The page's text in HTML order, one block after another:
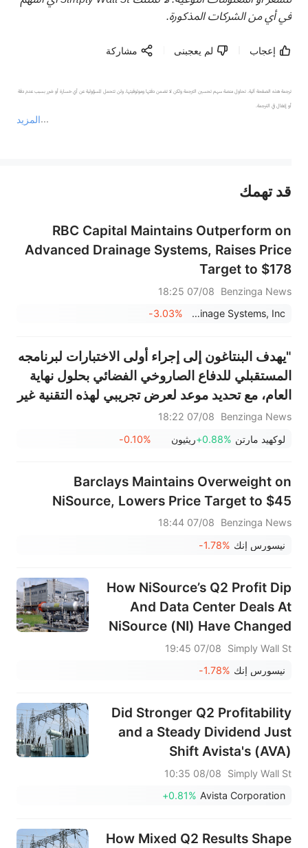
في أي من الشركات المذكورة.
إعجاب لم يعجبنى مشاركة
المزيد
ترجمة هذه الصفحة آلية. تحاول منصة سهم تحسين الترجمة ولكن لا تضمن دقتها وموثوقيتها، ولن تتحمل المسؤولية عن أي خسارة أو ضرر بسبب عدم دقة
أو إغفال في الترجمة.
عند الضرورة، يرجى استشارة مستشار استثمار محترف. لا تقدم منصة سهم أي مشورة استثمارية، ولا تقدم أي التزامات أو ضمانات.
قد تهمك
RBC Capital Maintains Outperform on
Advanced Drainage Systems, Raises Price
Target to $178
Benzinga News
07/08 18:25
Advanced Drainage Systems, Inc.
-3.03%
"يهدف البنتاغون إلى إجراء أولى الاختبارات لبرنامجه
المستقبلي للدفاع الصاروخي الفضائي بحلول نهاية
العام، مع تحديد موعد لعرض تجريبي لهذه التقنية غير
المجربة في عام 2027" - بلومبيرغ نيوز
Benzinga News
07/08 18:22
لوكهيد مارتن +0.88%ريثيون -0.10%
Barclays Maintains Overweight on
NiSource, Lowers Price Target to $45
Benzinga News
07/08 18:44
نيسورس إنك -1.78%
How NiSource’s Q2 Profit Dip
And Data Center Deals At
NiSource (NI) Have Changed
Its Investment Story
Simply Wall St
07/08 19:45
نيسورس إنك -1.78%
Did Stronger Q2 Profitability
and a Steady Dividend Just
Shift Avista's (AVA)
Investment Narrative?
Simply Wall St
08/08 10:35
Avista Corporation
+0.81%
How Mixed Q2 Results Shape